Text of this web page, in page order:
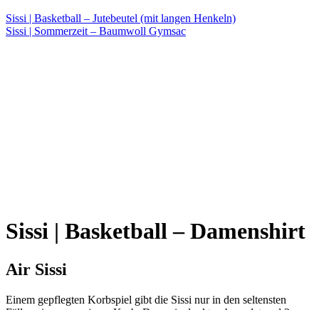
Sissi | Basketball – Jutebeutel (mit langen Henkeln)
Sissi | Sommerzeit – Baumwoll Gymsac
Sissi | Basketball – Damenshirt
Air Sissi
Einem gepflegten Korbspiel gibt die Sissi nur in den seltensten